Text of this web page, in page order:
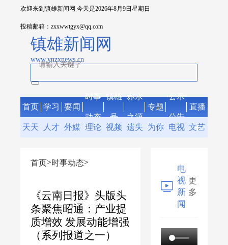
欢迎来到镇雄新闻网 今天是2026年8月9日星期日
投稿邮箱：zxxwwtgyx@qq.com
镇雄新闻网
www.ynzxnews.cn
首页 学习 要闻
时事
动态
镇雄
号
赤水
之源
专题
公示
公告
直播
天天 人才 外媒
雄
理论 视频 遗失 为你 电视 文艺
首页>时事动态>
《云南日报》头版头
条聚焦昭通：产业提
质增效 发展动能增强
（系列报道之一）
电
视
新
闻
更
多